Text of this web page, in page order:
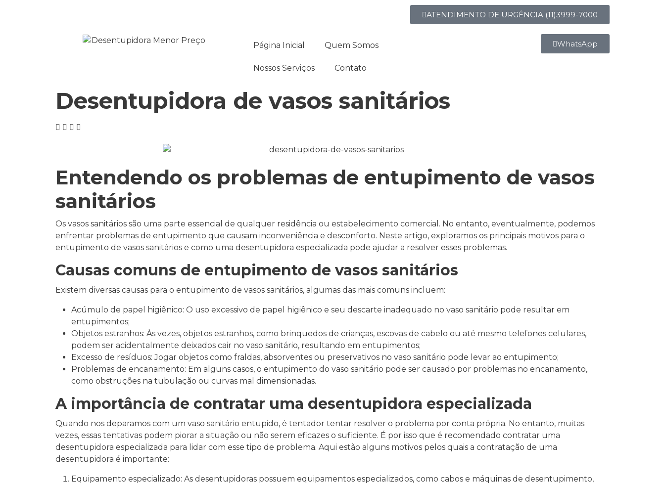
ATENDIMENTO DE URGÊNCIA (11)3999-7000
Página Inicial Quem Somos
Nossos Serviços Contato
WhatsApp
Desentupidora de vasos sanitários
Entendendo os problemas de entupimento de vasos
sanitários
Os vasos sanitários são uma parte essencial de qualquer residência ou estabelecimento comercial. No entanto, eventualmente, podemos
enfrentar problemas de entupimento que causam inconveniência e desconforto. Neste artigo, exploramos os principais motivos para o
entupimento de vasos sanitários e como uma desentupidora especializada pode ajudar a resolver esses problemas.
Causas comuns de entupimento de vasos sanitários
Existem diversas causas para o entupimento de vasos sanitários, algumas das mais comuns incluem:
Acúmulo de papel higiênico: O uso excessivo de papel higiênico e seu descarte inadequado no vaso sanitário pode resultar em
entupimentos;
Objetos estranhos: Às vezes, objetos estranhos, como brinquedos de crianças, escovas de cabelo ou até mesmo telefones celulares,
podem ser acidentalmente deixados cair no vaso sanitário, resultando em entupimentos;
Excesso de resíduos: Jogar objetos como fraldas, absorventes ou preservativos no vaso sanitário pode levar ao entupimento;
Problemas de encanamento: Em alguns casos, o entupimento do vaso sanitário pode ser causado por problemas no encanamento,
como obstruções na tubulação ou curvas mal dimensionadas.
A importância de contratar uma desentupidora especializada
Quando nos deparamos com um vaso sanitário entupido, é tentador tentar resolver o problema por conta própria. No entanto, muitas
vezes, essas tentativas podem piorar a situação ou não serem eficazes o suficiente. É por isso que é recomendado contratar uma
desentupidora especializada para lidar com esse tipo de problema. Aqui estão alguns motivos pelos quais a contratação de uma
desentupidora é importante:
Equipamento especializado: As desentupidoras possuem equipamentos especializados, como cabos e máquinas de desentupimento,